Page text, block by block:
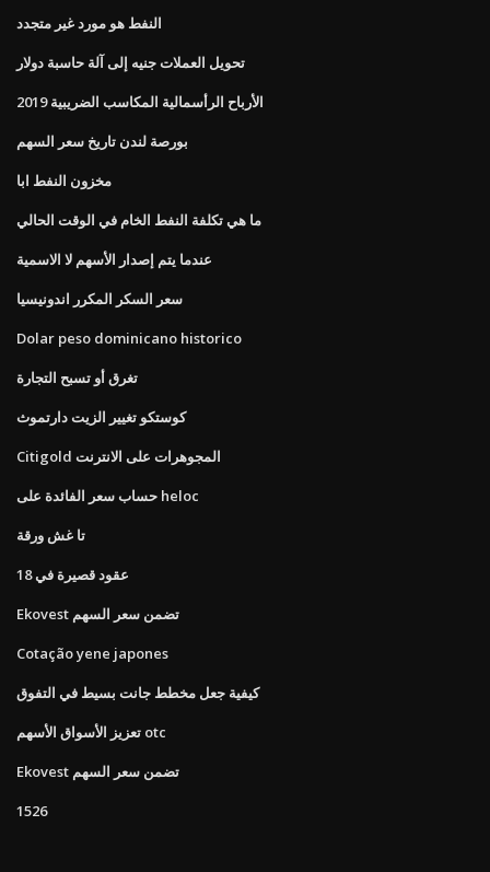
النفط هو مورد غير متجدد
تحويل العملات جنيه إلى آلة حاسبة دولار
الأرباح الرأسمالية المكاسب الضريبية 2019
بورصة لندن تاريخ سعر السهم
مخزون النفط ابا
ما هي تكلفة النفط الخام في الوقت الحالي
عندما يتم إصدار الأسهم لا الاسمية
سعر السكر المكرر اندونيسيا
Dolar peso dominicano historico
تغرق أو تسبح التجارة
كوستكو تغيير الزيت دارتموث
Citigold المجوهرات على الانترنت
حساب سعر الفائدة على heloc
تا غش ورقة
عقود قصيرة في 18
Ekovest تضمن سعر السهم
Cotação yene japones
كيفية جعل مخطط جانت بسيط في التفوق
تعزيز الأسواق الأسهم otc
Ekovest تضمن سعر السهم
1526